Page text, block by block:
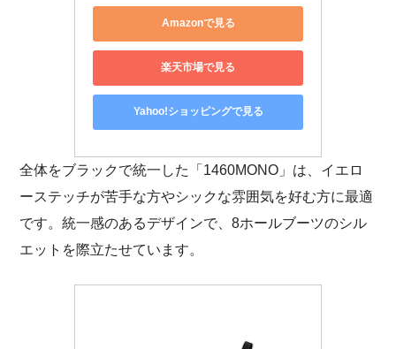
Amazonで見る
楽天市場で見る
Yahoo!ショッピングで見る
全体をブラックで統一した「1460MONO」は、イエロ
ーステッチが苦手な方やシックな雰囲気を好む方に最適
です。統一感のあるデザインで、8ホールブーツのシル
エットを際立たせています。